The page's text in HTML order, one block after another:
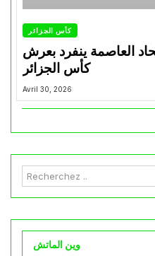
كأس الجزائر
العاصمة ينفرد بعرش
كأس الجزائر
Avril 30, 2026
وين الماتش